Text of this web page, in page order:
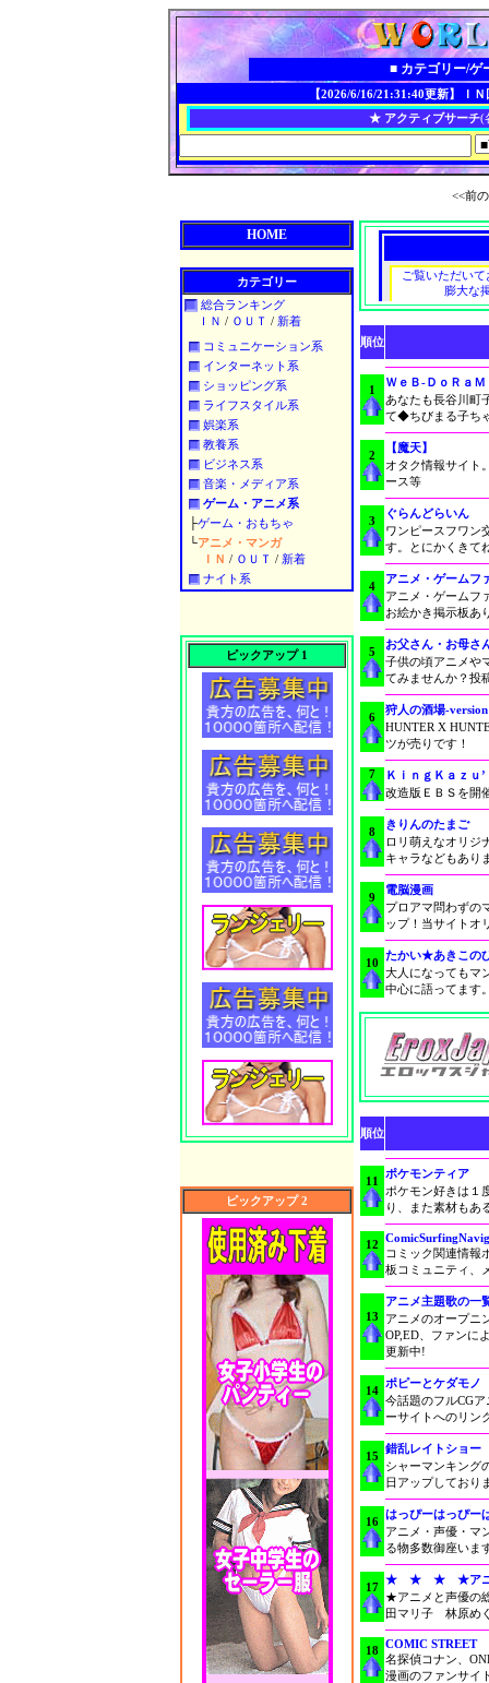
■ カテゴリー/ゲ
【2026/6/16/21:31:40更新】
Ｉ
★ アクティブサーチ(
<<前
HOME
カテゴリー
総合ランキング
ＩＮ / ＯＵＴ / 新着
コミュニケーション系
インターネット系
ショッピング系
ライフスタイル系
娯楽系
教養系
ビジネス系
音楽・メディア系
ゲーム・アニメ系
├ゲーム・おもちゃ
└アニメ・マンガ
ＩＮ / ＯＵＴ / 新着
ナイト系
ピックアップ 1
ピックアップ 2
順位
1
ＷｅＢ-ＤｏＲａ
あなたも長谷川町
て◆ちびまる子ち
2
【魔天】
オタク情報サイト
ース等
3
ぐらんどらいん
ワンピースフワン
す。とにかくきて
4
アニメ・ゲームフ
アニメ・ゲームフ
お絵かき掲示板あ
5
お父さん・お母さ
子供の頃アニメや
てみませんか？投
6
狩人の酒場-
HUNTER X
ツが売りです！
7
ＫｉｎｇＫａｚｕ
改造版ＥＢＳを開
8
きりんのたまご
ロリ萌えなオリジ
キャラなどもあり
9
電脳漫画
プロアマ問わずの
ップ！当サイトオ
10
たかい★あきこの
大人になってもマ
中心に語ってます
順位
11
ポケモンティア
ポケモン好きは１
り、また素材もあ
12
コミック関連情報
板コミュニティ、
13
アニメ主題歌の一
アニメのオープニ
OP,ED、ファンに
更新中!
14
ポピーとケダモノ
今話題のフルCG
ーサイトへのリン
15
錯乱レイトショー
シャーマンキング
日アップしており
16
はっぴーはっぴー
アニメ・声優・マ
る物多数御座いま
17
★ ★ ★ ★ア
★アニメと声優の
田マリ子 林原
18 COMIC STREET
名探偵コナン、
漫画のファンサイ